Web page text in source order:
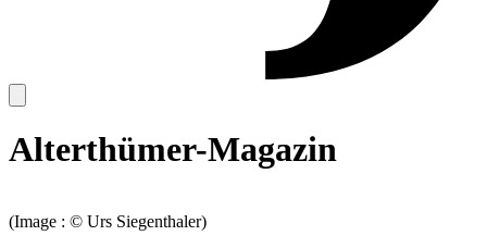
Alterthümer-Magazin
(Image : © Urs Siegenthaler)